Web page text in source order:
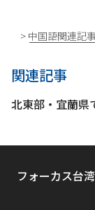
> 中国語関連記事
関連記事
北東部・宜蘭県
フォーカス台湾